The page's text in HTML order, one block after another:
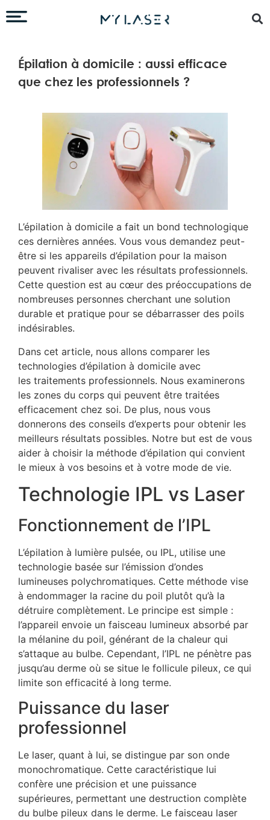
Épilation à domicile : aussi efficace
que chez les professionnels ?
L’épilation à domicile a fait un bond technologique
ces dernières années. Vous vous demandez peut-
être si les appareils d’épilation pour la maison
peuvent rivaliser avec les résultats professionnels.
Cette question est au cœur des préoccupations de
nombreuses personnes cherchant une solution
durable et pratique pour se débarrasser des poils
indésirables.
Dans cet article, nous allons comparer les
technologies d’épilation à domicile avec
les traitements professionnels. Nous examinerons
les zones du corps qui peuvent être traitées
efficacement chez soi. De plus, nous vous
donnerons des conseils d’experts pour obtenir les
meilleurs résultats possibles. Notre but est de vous
aider à choisir la méthode d’épilation qui convient
le mieux à vos besoins et à votre mode de vie.
Technologie IPL vs Laser
Fonctionnement de l’IPL
L’épilation à lumière pulsée, ou IPL, utilise une
technologie basée sur l’émission d’ondes
lumineuses polychromatiques. Cette méthode vise
à endommager la racine du poil plutôt qu’à la
détruire complètement. Le principe est simple :
l’appareil envoie un faisceau lumineux absorbé par
la mélanine du poil, générant de la chaleur qui
s’attaque au bulbe. Cependant, l’IPL ne pénètre pas
jusqu’au derme où se situe le follicule pileux, ce qui
limite son efficacité à long terme.
Puissance du laser
professionnel
Le laser, quant à lui, se distingue par son onde
monochromatique. Cette caractéristique lui
confère une précision et une puissance
supérieures, permettant une destruction complète
du bulbe pileux dans le derme. Le faisceau laser